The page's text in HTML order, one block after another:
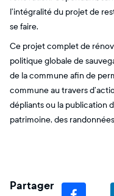
l’intégralité du projet de
se faire.
Ce projet complet de
politique globale de
de la commune afin de
commune au travers
dépliants ou la publication
patrimoine, des
Partager